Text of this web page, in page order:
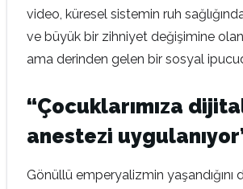
video, küresel sistemin ruh
ve büyük bir zihniyet değişimine
ama derinden gelen bir sosyal
“Çocuklarımıza
anestezi
Gönüllü emperyalizmin yaşandığını